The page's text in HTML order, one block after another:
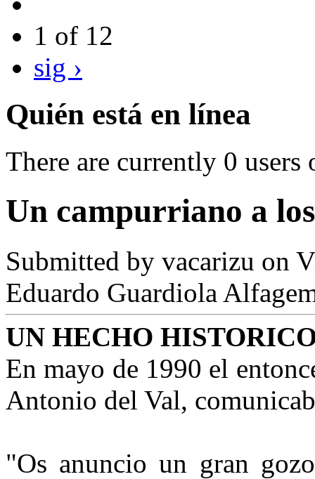
1 of 12
sig ›
Quién está en línea
There are currently 0 users
Un campurriano a
Submitted by vacarizu on
Eduardo Guardiola
UN HECHO
En mayo de 1990 el
Antonio del Val,
"Os anuncio un gran